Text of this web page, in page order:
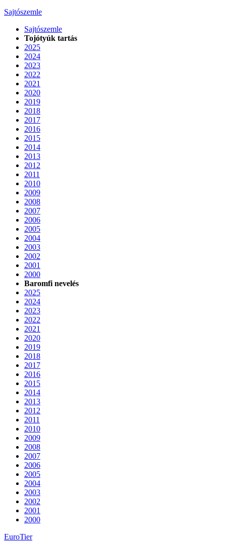
Sajtószemle
Sajtószemle
Tojótyúk tartás
2025
2024
2023
2022
2021
2020
2019
2018
2017
2016
2015
2014
2013
2012
2011
2010
2009
2008
2007
2006
2005
2004
2003
2002
2001
2000
Baromfi nevelés
2025
2024
2023
2022
2021
2020
2019
2018
2017
2016
2015
2014
2013
2012
2011
2010
2009
2008
2007
2006
2005
2004
2003
2002
2001
2000
EuroTier